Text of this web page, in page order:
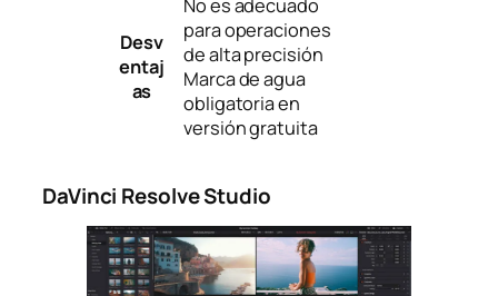
Desv
entaj
as
No es adecuado
para operaciones
de alta precisión
Marca de agua
obligatoria en
versión gratuita
DaVinci Resolve Studio